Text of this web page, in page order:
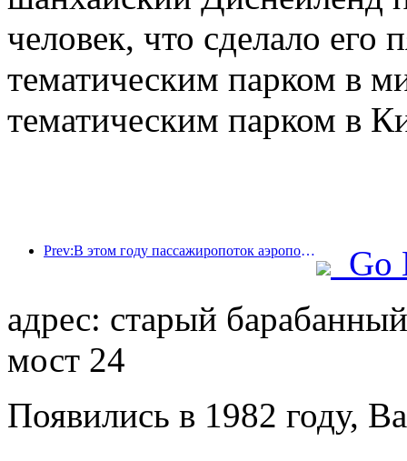
человек, что сделало
тематическим парком в
тематическим парком в
Prev:В этом году пассажиропоток аэропорта Шэньчжэня превысил 3 миллиона человек, установив новый рекорд за аналогичный период.
Go
адрес: старый
мост 24
Появились в 1982 году,